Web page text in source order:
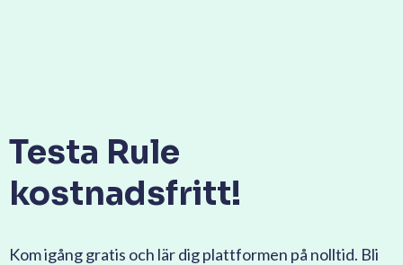
Testa Rule
kostnadsfritt!
Kom igång gratis och lär dig plattformen på nolltid. Bli